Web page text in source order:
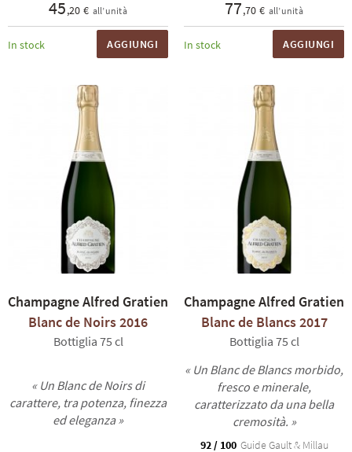
45,20 € all’unità
In stock AGGIUNGI
77,70 € all’unità
In stock AGGIUNGI
Champagne Alfred Gratien
Blanc de Noirs 2016
Bottiglia 75 cl
« Un Blanc de Noirs di
carattere, tra potenza, finezza
ed eleganza »
Champagne Alfred Gratien
Blanc de Blancs 2017
Bottiglia 75 cl
« Un Blanc de Blancs morbido,
fresco e minerale,
caratterizzato da una bella
cremosità. »
92 / 100 Guide Gault & Millau